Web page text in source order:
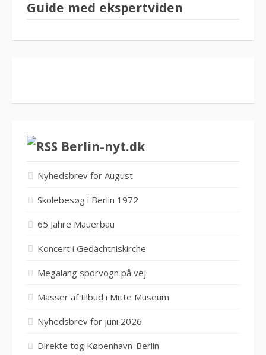
Guide med ekspertviden
Berlin-nyt.dk
Nyhedsbrev for August
Skolebesøg i Berlin 1972
65 Jahre Mauerbau
Koncert i Gedächtniskirche
Megalang sporvogn på vej
Masser af tilbud i Mitte Museum
Nyhedsbrev for juni 2026
Direkte tog København-Berlin